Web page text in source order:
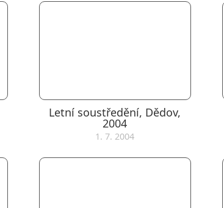
Letní soustředění, Dědov,
2004
1. 7. 2004